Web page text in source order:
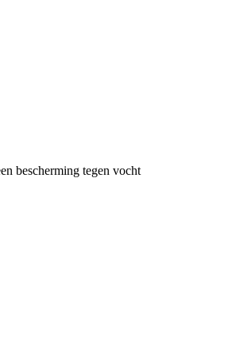
bescherming tegen vocht